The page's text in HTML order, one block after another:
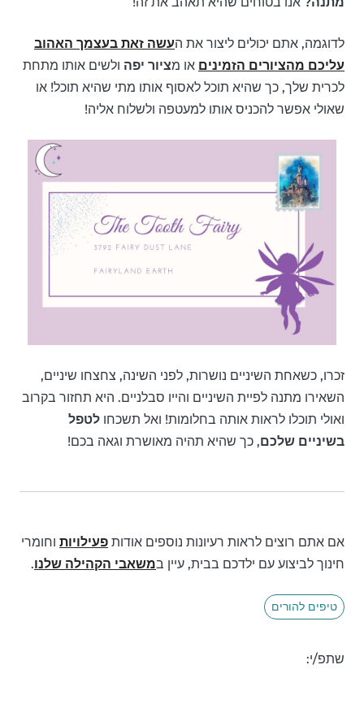
לדוגמה, אתם יכולים ליצור את העשה זאת בעצמך האהוב
עליכם מהציורים הזמינים או מציור יפה ולשים אותו מתחת
לכרית שלך, כך שהיא תוכל לאסוף אותו מתי שהיא תוכל! או
שאולי אפשר להכניס אותו למעטפה ולשלוח אליה!
זכרו, כשאחת השיניים נושרות, לפני השינה, צחצחו שיניים,
השאירו מתנה לפיית השיניים והייו סבלניים. היא תחזור בקרוב
ואולי תוכלו לראות אותה בחלומות! ואל תשכחו לטפל
בשיניים שלכם, כך שהיא תהיה מאושרת וגאה בכם!
אם אתם רוצים לראות רעיונות נוספים אודות פעילויות וחומרי
חינוך לביצוע עם ילדכם בבית, עיין במשאבי הקהילה שלנו.
טיפים להורים
שתפ/י: